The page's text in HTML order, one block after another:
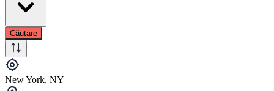
Căutare
New York, NY